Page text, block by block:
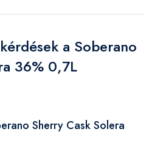
a Soberano
36% 0,7L
Sherry Cask Solera